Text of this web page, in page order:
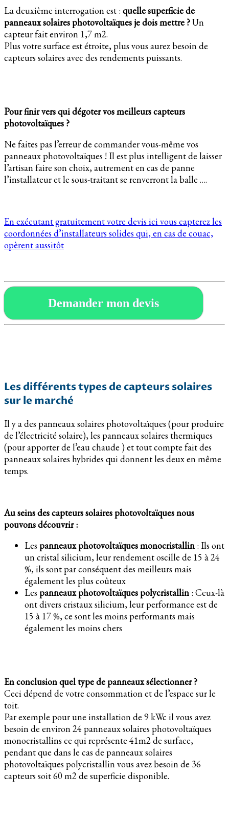
La deuxième interrogation est : quelle superficie de
panneaux solaires photovoltaïques je dois mettre ?Un
capteur fait environ 1,7 m2.
Plus votre surface est étroite, plus vous aurez besoin de
capteurs solaires avec des rendements puissants.
Pour finir vers qui dégoter vos meilleurs capteurs
photovoltaïques ?
Ne faites pas l’erreur de commander vous-même vos
panneaux photovoltaïques ! Il est plus intelligent de laisser
l’artisan faire son choix, autrement en cas de panne
l’installateur et le sous-traitant se renverront la balle ….
En exécutant gratuitement votre devis ici vous capterez les
coordonnées d’installateurs solides qui, en cas de couac,
opèrent aussitôt
Demander mon devis
Les différents types de capteurs solaires
sur le marché
Il y a des panneaux solaires photovoltaïques (pour produire
de l’électricité solaire), les panneaux solaires thermiques
(pour apporter de l’eau chaude ) et tout compte fait des
panneaux solaires hybrides qui donnent les deux en même
temps.
Au seins des capteurs solaires photovoltaïques nous
pouvons découvrir :
Les panneaux photovoltaïques monocristallin : Ils ont
un cristal silicium, leur rendement oscille de 15 à 24
%, ils sont par conséquent des meilleurs mais
également les plus coûteux
Les panneaux photovoltaïques polycristallin : Ceux-là
ont divers cristaux silicium, leur performance est de
15 à 17 %, ce sont les moins performants mais
également les moins chers
En conclusion quel type de panneaux sélectionner ?
Ceci dépend de votre consommation et de l’espace sur le
toit.
Par exemple pour une installation de 9 kWc il vous avez
besoin de environ 24 panneaux solaires photovoltaïques
monocristallins ce qui représente 41m2 de surface,
pendant que dans le cas de panneaux solaires
photovoltaïques polycristallin vous avez besoin de 36
capteurs soit 60 m2 de superficie disponible.